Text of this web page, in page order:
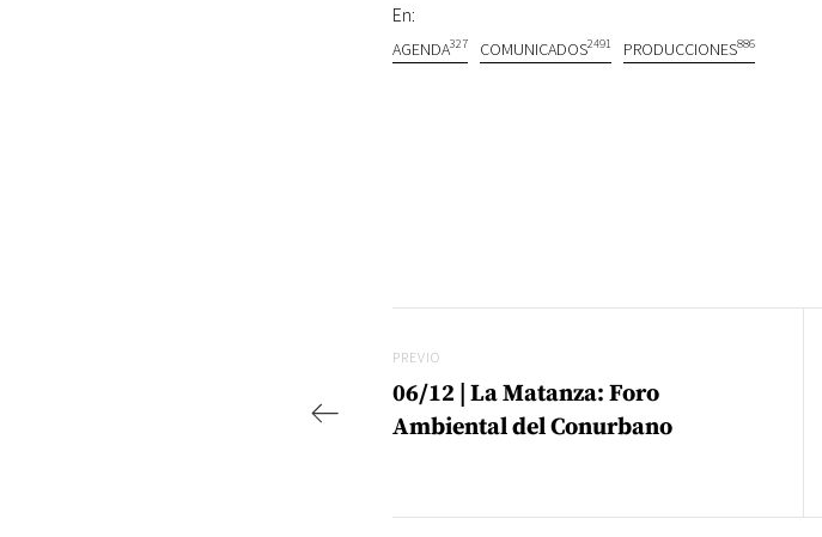
En:
AGENDA327 COMUNICADOS2491 PRODUCCIONES886
Previo
PREVIO
06/12 | La Matanza: Foro
Ambiental del Conurbano